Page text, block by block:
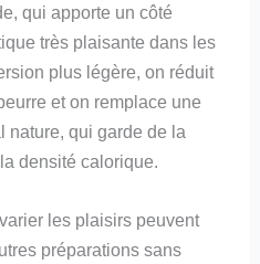
qui apporte un côté
très plaisante dans les
plus légère, on réduit
et on remplace une
nature, qui garde de la
densité calorique.
les plaisirs peuvent
préparations sans